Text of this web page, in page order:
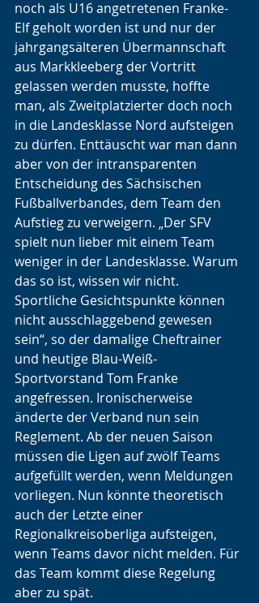
noch als U16 angetretenen Franke-
Elf geholt worden ist und nur der
jahrgangsälteren Übermannschaft
aus Markkleeberg der Vortritt
gelassen werden musste, hoffte
man, als Zweitplatzierter doch noch
in die Landesklasse Nord aufsteigen
zu dürfen. Enttäuscht war man dann
aber von der intransparenten
Entscheidung des Sächsischen
Fußballverbandes, dem Team den
Aufstieg zu verweigern. „Der SFV
spielt nun lieber mit einem Team
weniger in der Landesklasse. Warum
das so ist, wissen wir nicht.
Sportliche Gesichtspunkte können
nicht ausschlaggebend gewesen
sein“, so der damalige Cheftrainer
und heutige Blau-Weiß-
Sportvorstand Tom Franke
angefressen. Ironischerweise
änderte der Verband nun sein
Reglement. Ab der neuen Saison
müssen die Ligen auf zwölf Teams
aufgefüllt werden, wenn Meldungen
vorliegen. Nun könnte theoretisch
auch der Letzte einer
Regionalkreisoberliga aufsteigen,
wenn Teams davor nicht melden. Für
das Team kommt diese Regelung
aber zu spät.